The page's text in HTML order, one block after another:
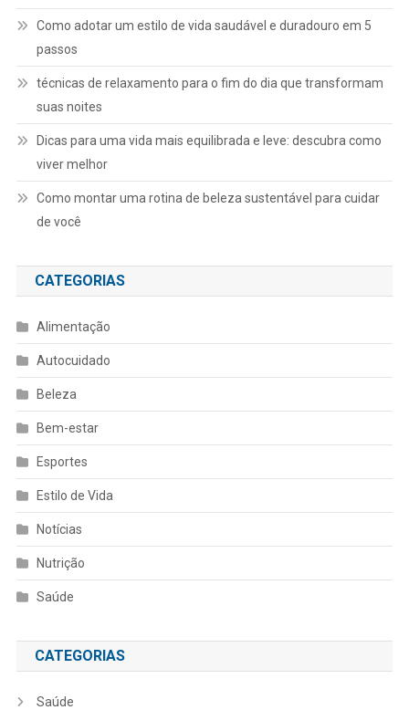
Como adotar um estilo de vida saudável e duradouro em 5
passos
técnicas de relaxamento para o fim do dia que transformam
suas noites
Dicas para uma vida mais equilibrada e leve: descubra como
viver melhor
Como montar uma rotina de beleza sustentável para cuidar
de você
CATEGORIAS
Alimentação
Autocuidado
Beleza
Bem-estar
Esportes
Estilo de Vida
Notícias
Nutrição
Saúde
CATEGORIAS
Saúde